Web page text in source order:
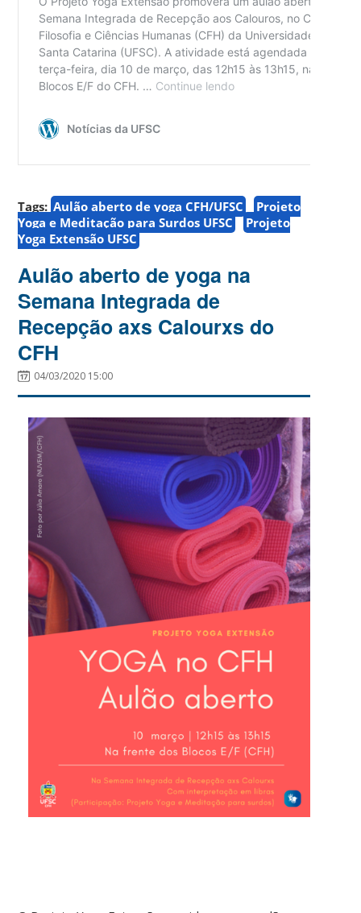
Tags: Aulão aberto de yoga CFH/UFSC
Projeto
Yoga e Meditação para Surdos UFSC
Projeto
Yoga Extensão UFSC
Aulão aberto de yoga na
Semana Integrada de
Recepção axs Calourxs do
CFH
04/03/2020 15:00